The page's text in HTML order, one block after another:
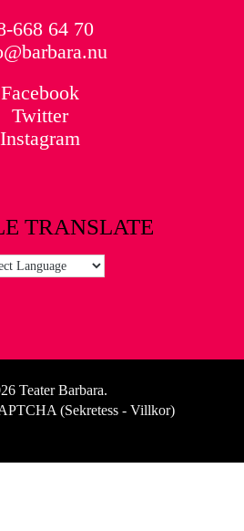
668 64 70
Facebook
Twitter
Instagram
TRANSLATE
Teater Barbara.
(Sekretess -Villkor)